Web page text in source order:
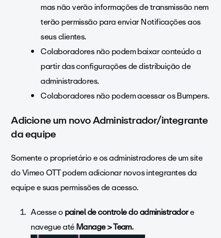
mas não verão informações de transmissão nem
terão permissão para enviar Notificações aos
seus clientes.
Colaboradores não podem baixar conteúdo a
partir das configurações de distribuição de
administradores.
Colaboradores não podem acessar os Bumpers.
Adicione um novo Administrador/integrante
da equipe
Somente o proprietário e os administradores de um site
do Vimeo OTT podem adicionar novos integrantes da
equipe e suas permissões de acesso.
Acesse opainel de controle do administradore
navegue atéManage > Team.